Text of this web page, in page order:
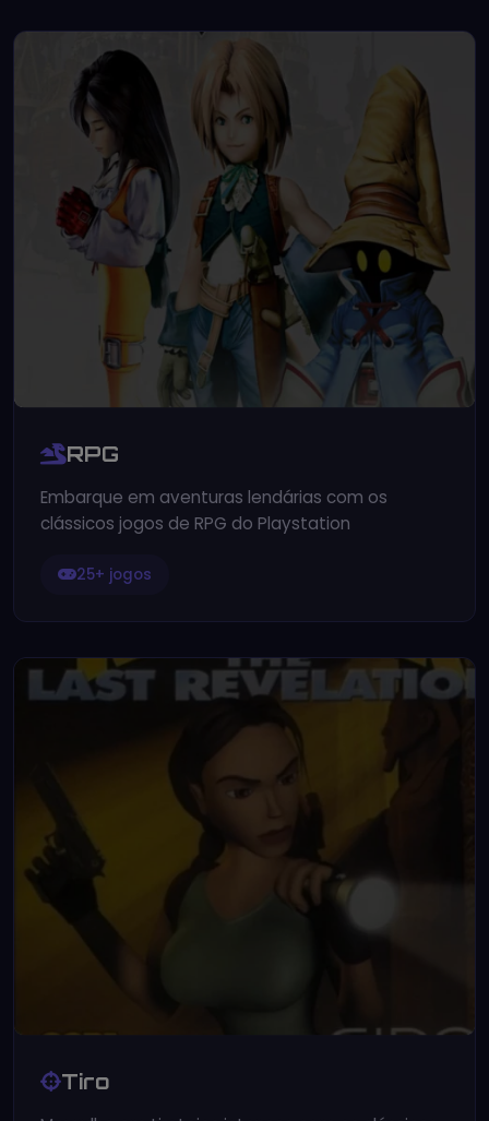
RPG
Embarque em aventuras lendárias com os
clássicos jogos de RPG do Playstation
25+ jogos
Tiro